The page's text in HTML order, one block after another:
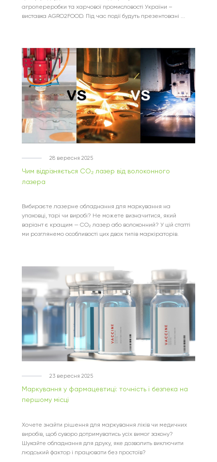
агропереробки та харчової промисловості України –
виставка AGRO2FOOD. Під час події будуть презентовані ...
28 вересня 2025
Чим відрізняється CO₂ лазер від волоконного
лазера
Вибираєте лазерне обладнання для маркування на
упаковці, тарі чи виробі? Не можете визначитися, який
варіант є кращим — CO₂ лазер або волоконний? У цій статті
ми розглянемо особливості цих двох типів маркіраторів.
23 вересня 2025
Маркування у фармацевтиці: точність і безпека на
першому місці
Хочете знайти рішення для маркування ліків чи медичних
виробів, щоб суворо дотримуватись усіх вимог закону?
Шукайте обладнання для друку, яке дозволить виключити
людський фактор і працювати без простоїв?